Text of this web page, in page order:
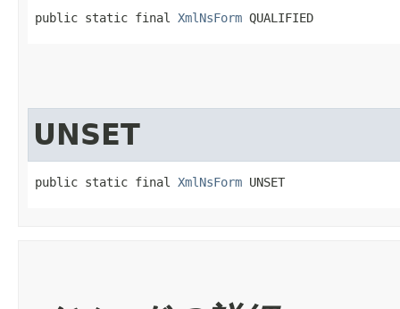
public static final XmlNsForm QUALIFIED
UNSET
public static final XmlNsForm UNSET